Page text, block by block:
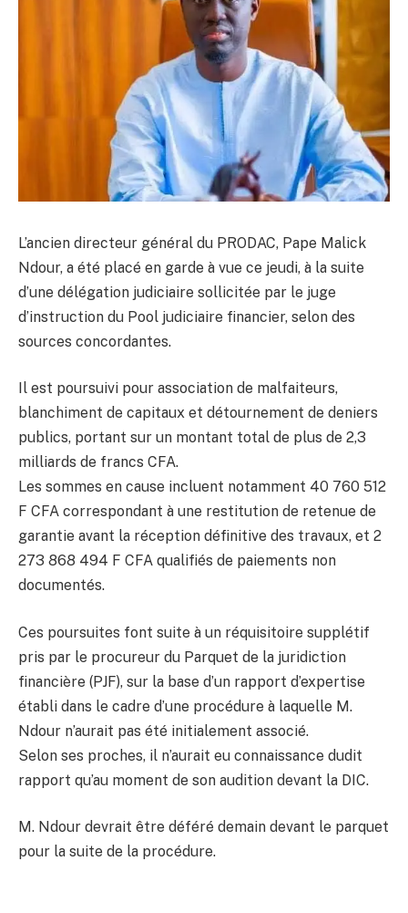
L’ancien directeur général du PRODAC, Pape Malick
Ndour, a été placé en garde à vue ce jeudi, à la suite
d’une délégation judiciaire sollicitée par le juge
d’instruction du Pool judiciaire financier, selon des
sources concordantes.
Il est poursuivi pour association de malfaiteurs,
blanchiment de capitaux et détournement de deniers
publics, portant sur un montant total de plus de 2,3
milliards de francs CFA.
Les sommes en cause incluent notamment 40 760 512
F CFA correspondant à une restitution de retenue de
garantie avant la réception définitive des travaux, et 2
273 868 494 F CFA qualifiés de paiements non
documentés.
Ces poursuites font suite à un réquisitoire supplétif
pris par le procureur du Parquet de la juridiction
financière (PJF), sur la base d’un rapport d’expertise
établi dans le cadre d’une procédure à laquelle M.
Ndour n’aurait pas été initialement associé.
Selon ses proches, il n’aurait eu connaissance dudit
rapport qu’au moment de son audition devant la DIC.
M. Ndour devrait être déféré demain devant le parquet
pour la suite de la procédure.